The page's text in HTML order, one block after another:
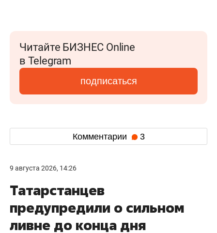
Читайте БИЗНЕС Online
в Telegram
подписаться
Комментарии 3
9 августа 2026, 14:26
Татарстанцев
предупредили о сильном
ливне до конца дня